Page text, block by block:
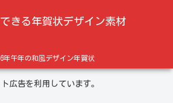
きる年賀状デザイン素材
年午年の和風デザイン年賀状
広告を利用しています。